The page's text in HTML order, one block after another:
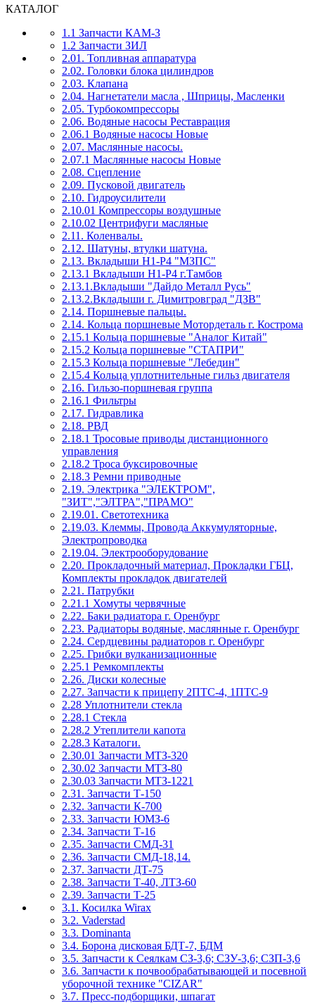
КАТАЛОГ
1.1 Запчасти КАМ-З
1.2 Запчасти ЗИЛ
2.01. Топливная аппаратура
2.02. Головки блока цилиндров
2.03. Клапана
2.04. Нагнетатели масла , Шприцы, Масленки
2.05. Турбокомпрессоры
2.06. Водяные насосы Реставрация
2.06.1 Водяные насосы Новые
2.07. Маслянные насосы.
2.07.1 Маслянные насосы Новые
2.08. Сцепление
2.09. Пусковой двигатель
2.10. Гидроусилители
2.10.01 Компрессоры воздушные
2.10.02 Центрифуги масляные
2.11. Коленвалы.
2.12. Шатуны, втулки шатуна.
2.13. Вкладыши Н1-Р4 "МЗПС"
2.13.1 Вкладыши Н1-Р4 г.Тамбов
2.13.1.Вкладыши "Дайдо Металл Русь"
2.13.2.Вкладыши г. Димитровград "ДЗВ"
2.14. Поршневые пальцы.
2.14. Кольца поршневые Мотордеталь г. Кострома
2.15.1 Кольца поршневые "Аналог Китай"
2.15.2 Кольца поршневые "СТАПРИ"
2.15.3 Кольца поршневые "Лебедин"
2.15.4 Кольца уплотнительные гильз двигателя
2.16. Гильзо-поршневая группа
2.16.1 Фильтры
2.17. Гидравлика
2.18. РВД
2.18.1 Тросовые приводы дистанционного
управления
2.18.2 Троса буксировочные
2.18.3 Ремни приводные
2.19. Электрика "ЭЛЕКТРОМ",
"ЗИТ","ЭЛТРА","ПРАМО"
2.19.01. Светотехника
2.19.03. Клеммы, Провода Аккумуляторные,
Электропроводка
2.19.04. Электрооборудование
2.20. Прокладочный материал, Прокладки ГБЦ,
Комплекты прокладок двигателей
2.21. Патрубки
2.21.1 Хомуты червячные
2.22. Баки радиатора г. Оренбург
2.23. Радиаторы водяные, маслянные г. Оренбург
2.24. Сердцевины радиаторов г. Оренбург
2.25. Грибки вулканизационные
2.25.1 Ремкомплекты
2.26. Диски колесные
2.27. Запчасти к прицепу 2ПТС-4, 1ПТС-9
2.28 Уплотнители стекла
2.28.1 Стекла
2.28.2 Утеплители капота
2.28.3 Каталоги.
2.30.01 Запчасти МТЗ-320
2.30.02 Запчасти МТЗ-80
2.30.03 Запчасти МТЗ-1221
2.31. Запчасти Т-150
2.32. Запчасти К-700
2.33. Запчасти ЮМЗ-6
2.34. Запчасти Т-16
2.35. Запчасти СМД-31
2.36. Запчасти СМД-18,14.
2.37. Запчасти ДТ-75
2.38. Запчасти Т-40, ЛТЗ-60
2.39. Запчасти Т-25
3.1. Косилка Wirax
3.2. Vaderstad
3.3. Dominanta
3.4. Борона дисковая БДТ-7, БДМ
3.5. Запчасти к Сеялкам СЗ-3,6; СЗУ-3,6; СЗП-3,6
3.6. Запчасти к почвообрабатывающей и посевной
уборочной технике "CIZAR"
3.7. Пресс-подборщики, шпагат